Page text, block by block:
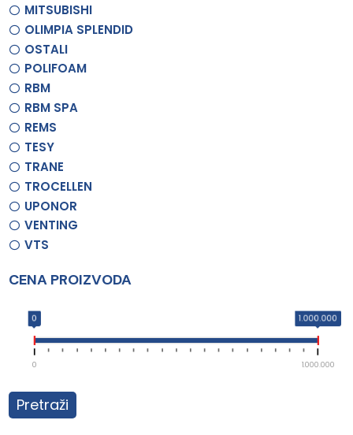
MITSUBISHI
OLIMPIA SPLENDID
OSTALI
POLIFOAM
RBM
RBM SPA
REMS
TESY
TRANE
TROCELLEN
UPONOR
VENTING
VTS
CENA PROIZVODA
0 1.000.000
0 1.000.000
Pretraži